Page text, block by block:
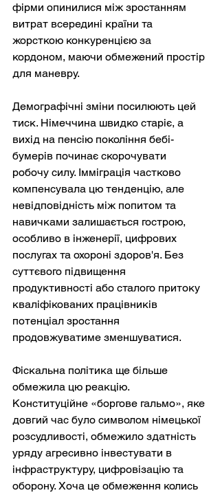
фірми опинилися між зростанням
витрат всередині країни та
жорсткою конкуренцією за
кордоном, маючи обмежений простір
для маневру.
Демографічні зміни посилюють цей
тиск. Німеччина швидко старіє, а
вихід на пенсію покоління бебі-
бумерів починає скорочувати
робочу силу. Імміграція частково
компенсувала цю тенденцію, але
невідповідність між попитом та
навичками залишається гострою,
особливо в інженерії, цифрових
послугах та охороні здоров'я. Без
суттєвого підвищення
продуктивності або сталого притоку
кваліфікованих працівників
потенціал зростання
продовжуватиме зменшуватися.
Фіскальна політика ще більше
обмежила цю реакцію.
Конституційне «боргове гальмо», яке
довгий час було символом німецької
розсудливості, обмежило здатність
уряду агресивно інвестувати в
інфраструктуру, цифровізацію та
оборону. Хоча це обмеження колись